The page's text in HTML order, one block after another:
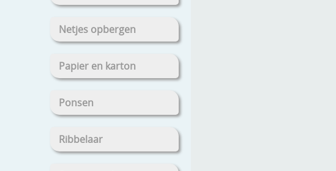
Netjes opbergen
Papier en karton
Ponsen
Ribbelaar